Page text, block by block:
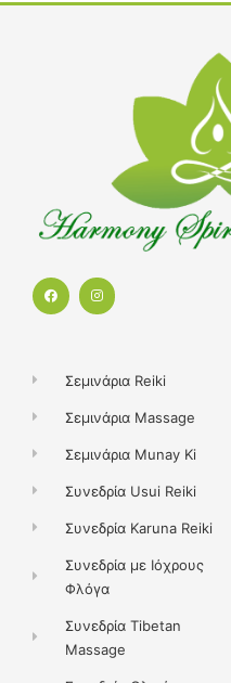
F
a
I
n
m
Σεμινάρια Reiki
Σεμινάρια Massage
Σεμινάρια Munay Ki
Συνεδρία Usui Reiki
Συνεδρία Karuna Reiki
Συνεδρία με Ιόχρους
Φλόγα
Συνεδρία Tibetan
Massage